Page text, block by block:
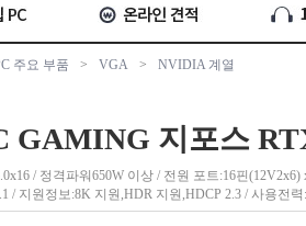
주요 부품 > VGA > NVIDIA 계열
GAMING 지포스
/ 정격파워650W 이상 / 전원 포트:16핀
/ 지원정보:8K 지원,HDR 지원,HDCP 2.3 / 사용전